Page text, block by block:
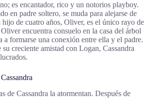
es encantador, rico y un notorios playboy.
en padre soltero, se muda para alejarse de
hijo de cuatro años, Oliver, es el único rayo de
encuentra consuelo en la casa del árbol
a formarse una conexión entre ella y el padre.
creciente amistad con Logan, Cassandra
de Cassandra la atormentan. Después de